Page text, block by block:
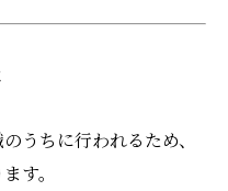
うちに行われるため、
す。